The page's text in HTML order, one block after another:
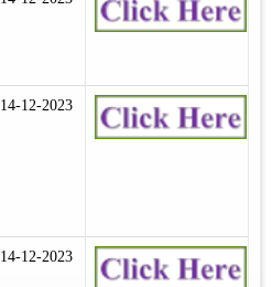
14-12-2023
14-12-2023